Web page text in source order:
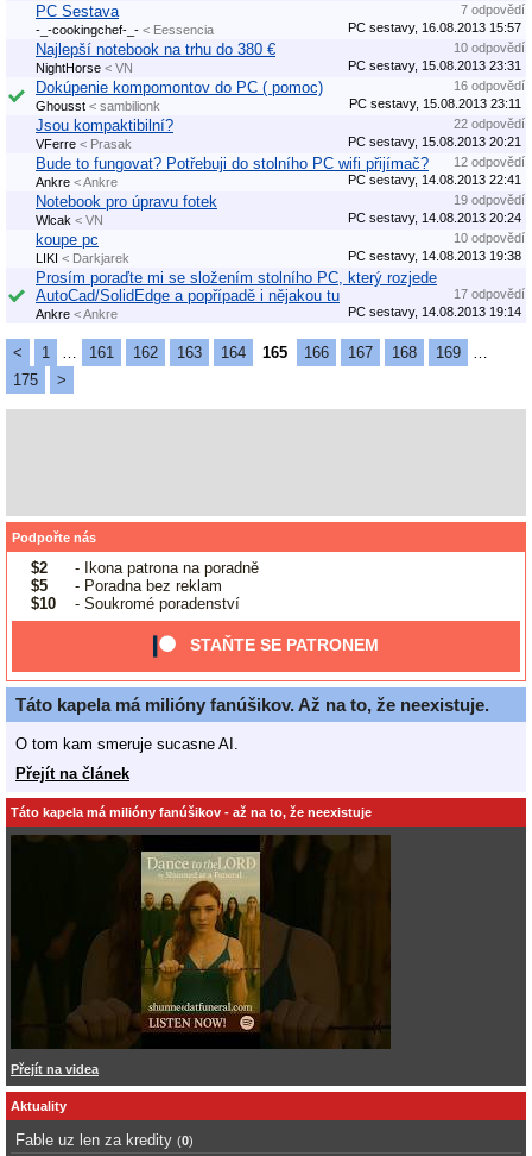
PC Sestava
7 odpovědí
-_-cookingchef-_- < Eessencia PC sestavy, 16.08.2013 15:57
Najlepší notebook na trhu do 380 €
10 odpovědí
NightHorse < VN PC sestavy, 15.08.2013 23:31
Dokúpenie kompomontov do PC ( pomoc)
16 odpovědí
Ghousst < sambilionk PC sestavy, 15.08.2013 23:11
Jsou kompaktibilní?
22 odpovědí
VFerre < Prasak PC sestavy, 15.08.2013 20:21
Bude to fungovat? Potřebuji do stolního PC wifi přijímač?
12 odpovědí
Ankre < Ankre PC sestavy, 14.08.2013 22:41
Notebook pro úpravu fotek
19 odpovědí
Wlcak < VN PC sestavy, 14.08.2013 20:24
koupe pc
10 odpovědí
LIKI < Darkjarek PC sestavy, 14.08.2013 19:38
Prosím poraďte mi se složením stolního PC, který rozjede
AutoCad/SolidEdge a popřípadě i nějakou tu
17 odpovědí
Ankre < Ankre PC sestavy, 14.08.2013 19:14
< 1 161 162 163 164 165 166 167 168 169
175
>
Podpořte nás
$2
- Ikona patrona na poradně
$5
- Poradna bez reklam
$10
- Soukromé poradenství
STAŇTE SE PATRONEM
Táto kapela má milióny fanúšikov. Až na to, že neexistuje.
O tom kam smeruje sucasne AI.
Přejít na článek
Táto kapela má milióny fanúšikov - až na to, že neexistuje
Přejít na videa
Aktuality
Fable uz len za kredity (0)